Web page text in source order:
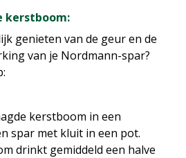
kerstboom:
genieten van de geur en de
van je Nordmann-spar?
kerstboom in een
spar met kluit in een pot.
drinkt gemiddeld een halve